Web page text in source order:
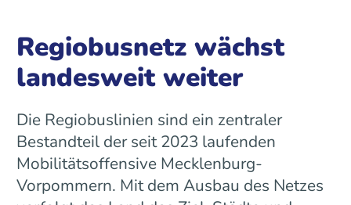
Regiobusnetz wächst
landesweit weiter
Die Regiobuslinien sind ein zentraler
Bestandteil der seit 2023 laufenden
Mobilitätsoffensive Mecklenburg-
Vorpommern. Mit dem Ausbau des Netzes